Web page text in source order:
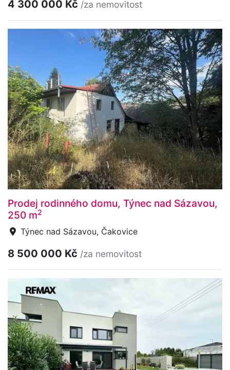
4 300 000 Kč /za nemovitost
Prodej rodinného domu, Týnec nad Sázavou,
250 m2
Týnec nad Sázavou, Čakovice
8 500 000 Kč /za nemovitost